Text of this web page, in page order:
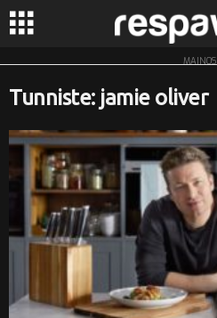
R
MAINOS
Tunniste: jamie oliver